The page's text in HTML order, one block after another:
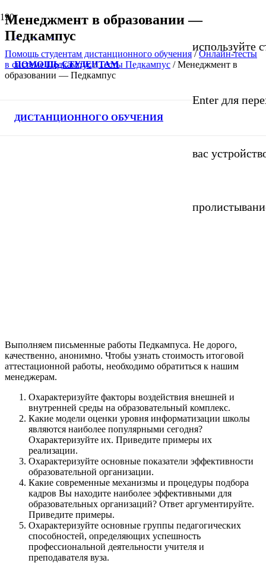
ПОМОЩЬ СТУДЕНТАМ
ДИСТАНЦИОННОГО ОБУЧЕНИЯ
используйте
Enter для
вас
Менеджмент в образовании —
Педкампус
Помощь студентам дистанционного обучения/Онлайн-тесты
в системе Педкампус/Тесты Педкампус /Менеджмент в
образовании — Педкампус
Выполняем письменные работы Педкампуса. Не дорого,
качественно, анонимно. Чтобы узнать стоимость итоговой
аттестационной работы, необходимо обратиться к нашим
менеджерам.
Охарактеризуйте факторы воздействия внешней и
внутренней среды на образовательный комплекс.
Какие модели оценки уровня информатизации школы
являются наиболее популярными сегодня?
Охарактеризуйте их. Приведите примеры их
реализации.
Охарактеризуйте основные показатели эффективности
образовательной организации.
Какие современные механизмы и процедуры подбора
кадров Вы находите наиболее эффективными для
образовательных организаций? Ответ аргументируйте.
Приведите примеры.
Охарактеризуйте основные группы педагогических
способностей, определяющих успешность
профессиональной деятельности учителя и
преподавателя вуза.